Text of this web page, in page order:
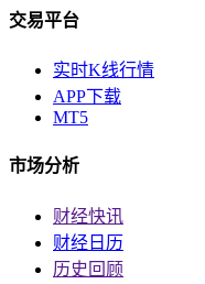
交易平台
实时K线行情
APP下载
MT5
市场分析
财经快讯
财经日历
历史回顾